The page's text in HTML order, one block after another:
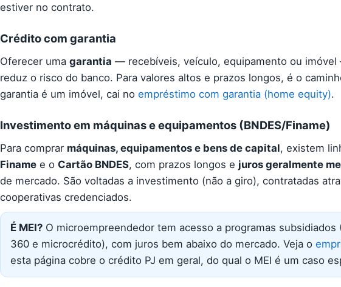
estiver no contrato.
Crédito com garantia
Oferecer uma garantia — recebíveis, veículo, equipamento ou
reduz o risco do banco. Para valores altos e prazos longos, é o
garantia é um imóvel, cai no empréstimo com garantia (home equity).
Investimento em máquinas e equipamentos (BNDES/Finame)
Para comprar máquinas, equipamentos e bens de capital, existem
Finame e o Cartão BNDES, com prazos longos e juros geralmente
de mercado. São voltadas a investimento (não a giro), contratadas
cooperativas credenciados.
É MEI? O microempreendedor tem acesso a programas subsidiados
360 e microcrédito), com juros bem abaixo do mercado. Veja o
esta página cobre o crédito PJ em geral, do qual o MEI é um caso